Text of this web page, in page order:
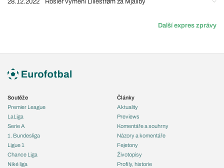
28.12.2022 Rösler vymění Lillestrøm za Mjällby
Další expres zprávy
Soutěže
Premier League
LaLiga
Serie A
1. Bundesliga
Ligue 1
Chance Liga
Niké liga
Články
Aktuality
Previews
Komentáře a souhrny
Názory a komentáře
Fejetony
Životopisy
Profily, historie